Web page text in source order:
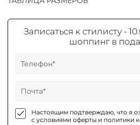
Записаться к стилисту -
шоппинг в
Настоящим подтверждаю, что я
с условиями оферты и политики